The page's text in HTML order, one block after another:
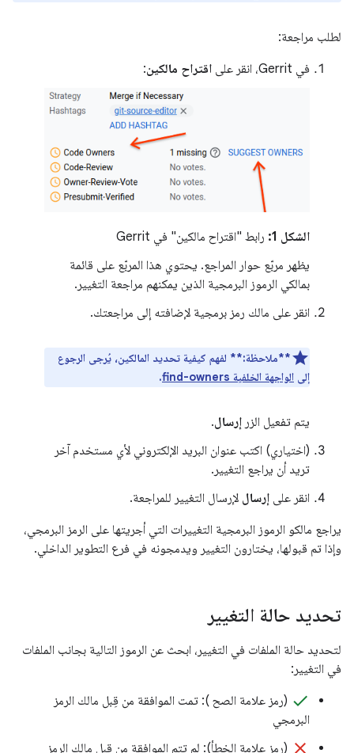
لطلب مراجعة:
في Gerrit، انقر على
اقتراح مالكين:
الشكل 1:
رابط "اقتراح مالكين" في Gerrit
يظهر مربّع حوار المراجع. يحتوي هذا المربّع على قائمة
بمالكي الرموز البرمجية الذين يمكنهم مراجعة التغيير.
انقر على مالك رمز برمجية لإضافته إلى مراجعتك.
**ملاحظة:** لفهم كيفية تحديد المالكين، يُرجى الرجوع
إلى الواجهة الخلفية find-owners .
يتم تفعيل الزر إرسال.
(اختياري) اكتب عنوان البريد الإلكتروني لأي مستخدم آخر
تريد أن يراجع التغيير.
انقر على إرسال لإرسال التغيير للمراجعة.
يراجع مالكو الرموز البرمجية التغييرات التي أجريتها على الرمز البرمجي،
وإذا تم قبولها، يختارون التغيير ويدمجونه في فرع التطوير الداخلي.
تحديد حالة التغيير
لتحديد حالة الملفات في التغيير، ابحث عن الرموز التالية بجانب الملفات
في التغيير:
done (رمز علامة الصح ): تمت الموافقة من قِبل مالك الرمز
البرمجي
clear (رمز علامة الخطأ): لم تتم الموافقة من قِبل مالك الرمز